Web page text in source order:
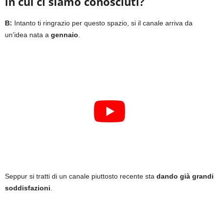
B: Intanto ti ringrazio per questo spazio, si il canale arriva da
un’idea nata a gennaio.
Seppur si tratti di un canale piuttosto recente sta dando già grandi
soddisfazioni